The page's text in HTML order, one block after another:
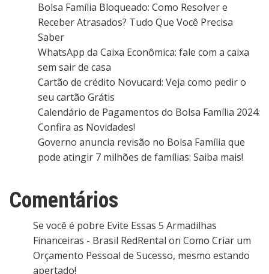
Bolsa Família Bloqueado: Como Resolver e
Receber Atrasados? Tudo Que Você Precisa
Saber
WhatsApp da Caixa Econômica: fale com a caixa
sem sair de casa
Cartão de crédito Novucard: Veja como pedir o
seu cartão Grátis
Calendário de Pagamentos do Bolsa Família 2024:
Confira as Novidades!
Governo anuncia revisão no Bolsa Família que
pode atingir 7 milhões de famílias: Saiba mais!
Comentários
Se você é pobre Evite Essas 5 Armadilhas
Financeiras - Brasil RedRental on Como Criar um
Orçamento Pessoal de Sucesso, mesmo estando
apertado!